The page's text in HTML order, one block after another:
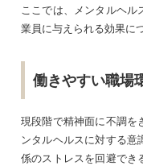
ここでは、メンタルヘル
業員に与えられる効果に
働きやすい職場
現段階で精神面に不調を
ンタルヘルスに対する
係のストレスを回避でき